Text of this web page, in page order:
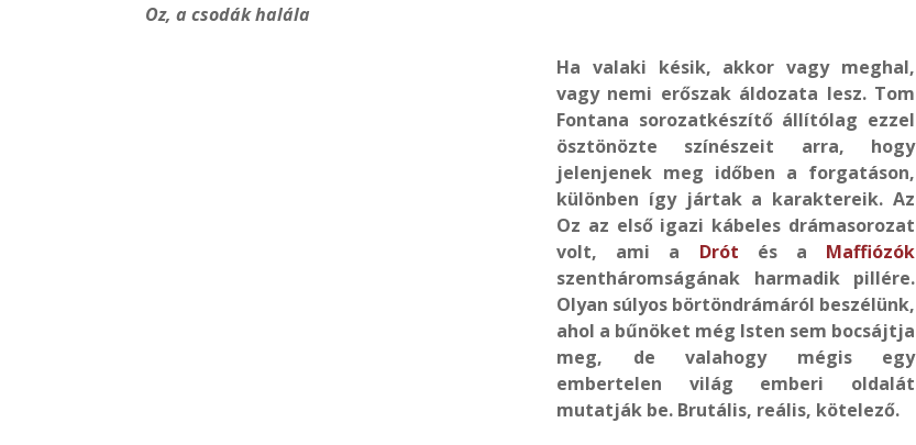
Oz, a csodák halála
Ha valaki késik, akkor vagy meghal,
vagy nemi erőszak áldozata lesz. Tom
Fontana sorozatkészítő állítólag ezzel
ösztönözte színészeit arra, hogy
jelenjenek meg időben a forgatáson,
különben így jártak a karaktereik. Az
Oz az első igazi kábeles drámasorozat
volt, ami a Drót és a Maffiózók
szentháromságának harmadik pillére.
Olyan súlyos börtöndrámáról beszélünk,
ahol a bűnöket még Isten sem bocsájtja
meg, de valahogy mégis egy
embertelen világ emberi oldalát
mutatják be. Brutális, reális, kötelező.